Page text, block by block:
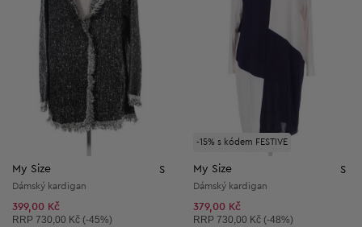
My Size S
Dámský kardigan
399,00 Kč
Doporučená cena:
RRP 730,00 Kč (-45%)
-15% s kódem FESTIVE
My Size S
Dámský kardigan
379,00 Kč
Doporučená cena:
RRP 730,00 Kč (-48%)